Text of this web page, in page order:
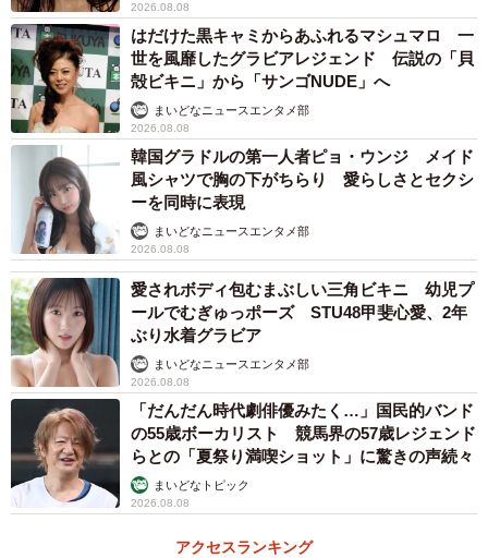
2026.08.08
はだけた黒キャミからあふれるマシュマロ 一
世を風靡したグラビアレジェンド 伝説の「貝
殻ビキニ」から「サンゴNUDE」へ
まいどなニュースエンタメ部
2026.08.08
韓国グラドルの第一人者ピョ・ウンジ メイド
風シャツで胸の下がちらり 愛らしさとセクシ
ーを同時に表現
まいどなニュースエンタメ部
2026.08.08
愛されボディ包むまぶしい三角ビキニ 幼児プ
ールでむぎゅっポーズ STU48甲斐心愛、2年
ぶり水着グラビア
まいどなニュースエンタメ部
2026.08.08
「だんだん時代劇俳優みたく…」国民的バンド
の55歳ボーカリスト 競馬界の57歳レジェンド
らとの「夏祭り満喫ショット」に驚きの声続々
まいどなトピック
2026.08.08
アクセスランキング